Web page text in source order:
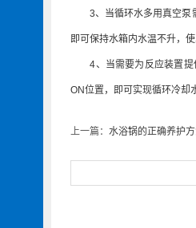
3、当循环水多用真空泵需
即可保持水箱内水温不升，使
4、当需要为反应装置提供
ON位置，即可实现循环冷却
上一篇： 水浴锅的正确养护